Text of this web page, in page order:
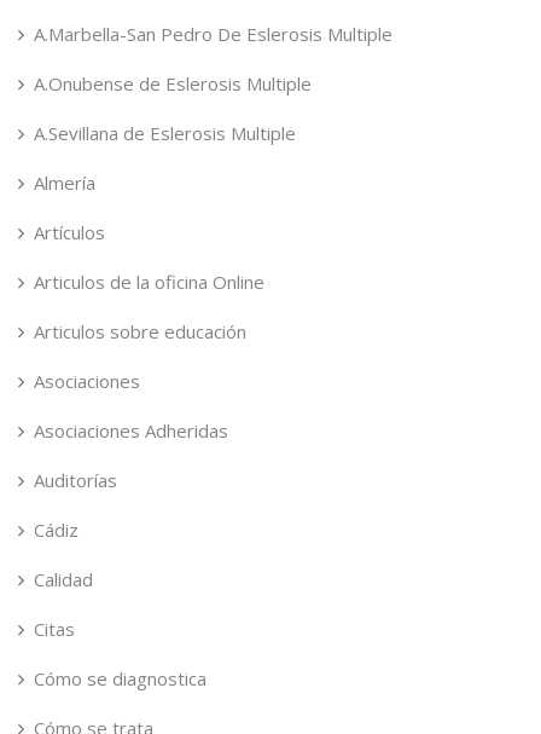
A.Marbella-San Pedro De Eslerosis Multiple
A.Onubense de Eslerosis Multiple
A.Sevillana de Eslerosis Multiple
Almería
Artículos
Articulos de la oficina Online
Articulos sobre educación
Asociaciones
Asociaciones Adheridas
Auditorías
Cádiz
Calidad
Citas
Cómo se diagnostica
Cómo se trata